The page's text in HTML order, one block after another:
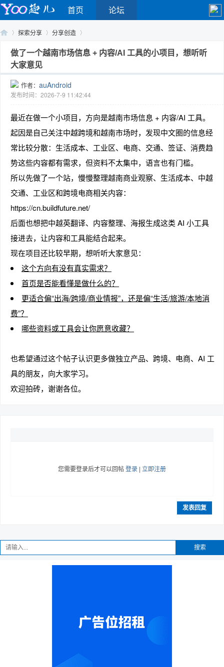
首页 论坛
Yo›
探索分享
›
分享创造
›
做了一个越南市场信息 + 内容/AI 工具的小项目，想听听
大家意见
作者： auAndroid
发布时间：2026-7-9 11:42:44
最近在做一个小项目，方向是越南市场信息 + 内容/AI 工具。
起因是自己关注中越跨境和越南市场时，发现中文圈的信息经
常比较分散：生活成本、工业区、电商、交通、签证、消费趋
势这些内容都有需求，但资料不太集中，语言也有门槛。
所以先做了一个站，慢慢整理越南商业观察、生活成本、中越
交通、工业区和跨境电商相关内容：
https://cn.buildfuture.net/
后面也想把中越英翻译、内容整理、海报生成这类 AI 小工具
接进去，让内容和工具能结合起来。
现在项目还比较早期，想听听大家意见：
这个方向有没有真实需求？
首页是否能看懂是做什么的？
更适合偏“出海/跨境/商业情报”，还是偏“生活/旅游/本地消
费”？
哪些资料或工具会让你愿意收藏？
也希望通过这个帖子认识更多做独立产品、跨境、电商、AI 工
具的朋友，向大家学习。
欢迎拍砖，谢谢各位。
您需要登录后才可以回帖登录 | 立即注册
发表回复
搜索